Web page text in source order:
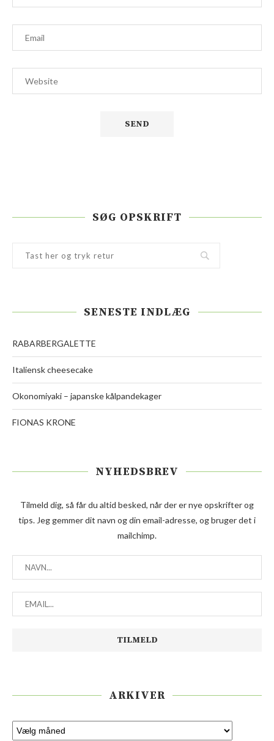
SØG OPSKRIFT
SENESTE INDLÆG
RABARBERGALETTE
Italiensk cheesecake
Okonomiyaki – japanske kålpandekager
FIONAS KRONE
NYHEDSBREV
Tilmeld dig, så får du altid besked, når der er nye opskrifter og
tips. Jeg gemmer dit navn og din email-adresse, og bruger det i
mailchimp.
ARKIVER